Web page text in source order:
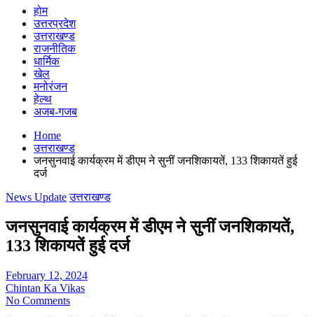
होम
उत्तरप्रदेश
उत्तराखण्ड
राजनीतिक
धार्मिक
खेल
मनोरंजन
हेल्थ
अजब-गजब
Home
उत्तराखण्ड
जनसुनवाई कार्यक्रम में डीएम ने सुनीं जनशिकायतें, 133 शिकायतें हुई
दर्ज
News Update उत्तराखण्ड
जनसुनवाई कार्यक्रम में डीएम ने सुनीं जनशिकायतें,
133 शिकायतें हुई दर्ज
February 12, 2024
Chintan Ka Vikas
No Comments